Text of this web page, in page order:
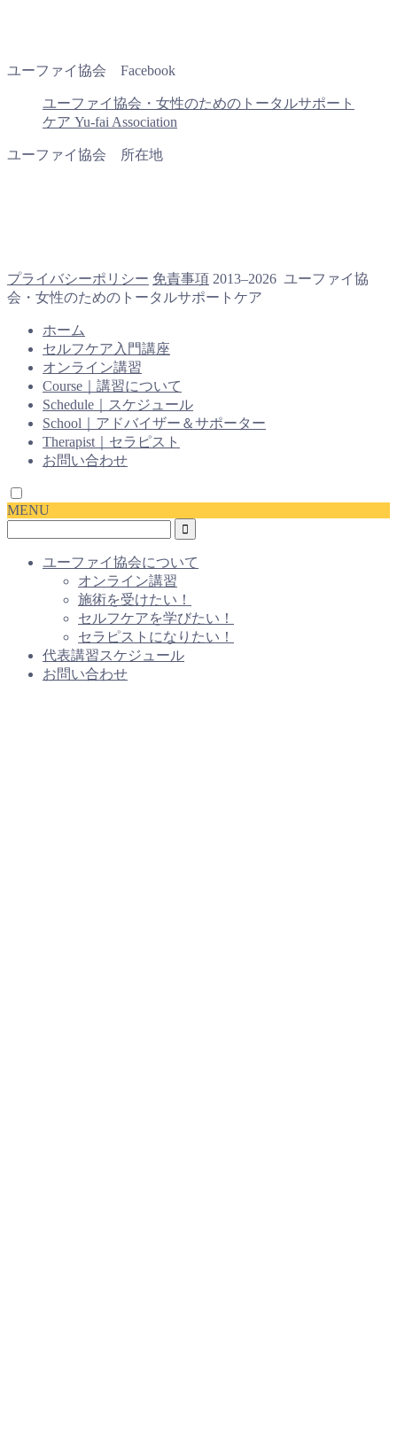
ユーファイ協会 Facebook
ユーファイ協会・女性のためのトータルサポート
ケア Yu-fai Association
ユーファイ協会 所在地
プライバシーポリシー 免責事項 2013–2026 ユーファイ協
会・女性のためのトータルサポートケア
ホーム
セルフケア入門講座
オンライン講習
Course｜講習について
Schedule｜スケジュール
School｜アドバイザー＆サポーター
Therapist｜セラピスト
お問い合わせ
MENU
ユーファイ協会について
オンライン講習
施術を受けたい！
セルフケアを学びたい！
セラピストになりたい！
代表講習スケジュール
お問い合わせ